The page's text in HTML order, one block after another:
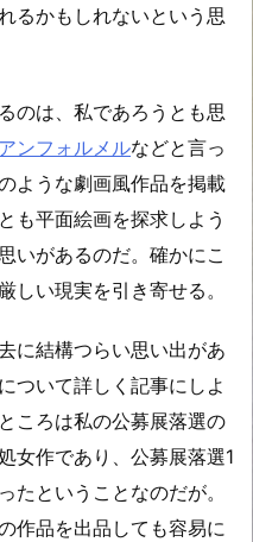
るかもしれないという思
のは、私であろうとも思
アンフォルメルなどと言っ
ような劇画風作品を掲載
も平面絵画を探求しよう
いがあるのだ。確かにこ
しい現実を引き寄せる。
に結構つらい思い出があ
ついて詳しく記事にしよ
ころは私の公募展落選の
女作であり、公募展落選1
たということなのだが。
作品を出品しても容易に